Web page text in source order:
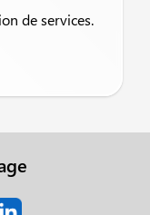
de services.